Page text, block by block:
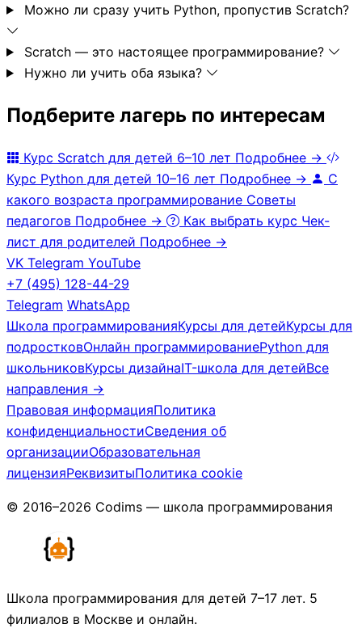
Можно ли сразу учить Python, пропустив Scratch?
Scratch — это настоящее программирование?
Нужно ли учить оба языка?
Подберите лагерь по интересам
Курс Scratch для детей 6–10 лет Подробнее →
Курс Python для детей 10–16 лет Подробнее →
С
какого возраста программирование Советы
педагогов Подробнее → Как выбрать курс Чек-
лист для родителей Подробнее →
VK Telegram YouTube
+7 (495) 128-44-29
Telegram WhatsApp
Школа программированияКурсы для детейКурсы для
подростковОнлайн программированиеPython для
школьниковКурсы дизайнаIT-школа для детейВсе
направления →
Правовая информацияПолитика
конфиденциальностиСведения об
организацииОбразовательная
лицензияРеквизитыПолитика cookie
© 2016–2026 Codims — школа программирования
Школа программирования для детей 7–17 лет. 5
филиалов в Москве и онлайн.